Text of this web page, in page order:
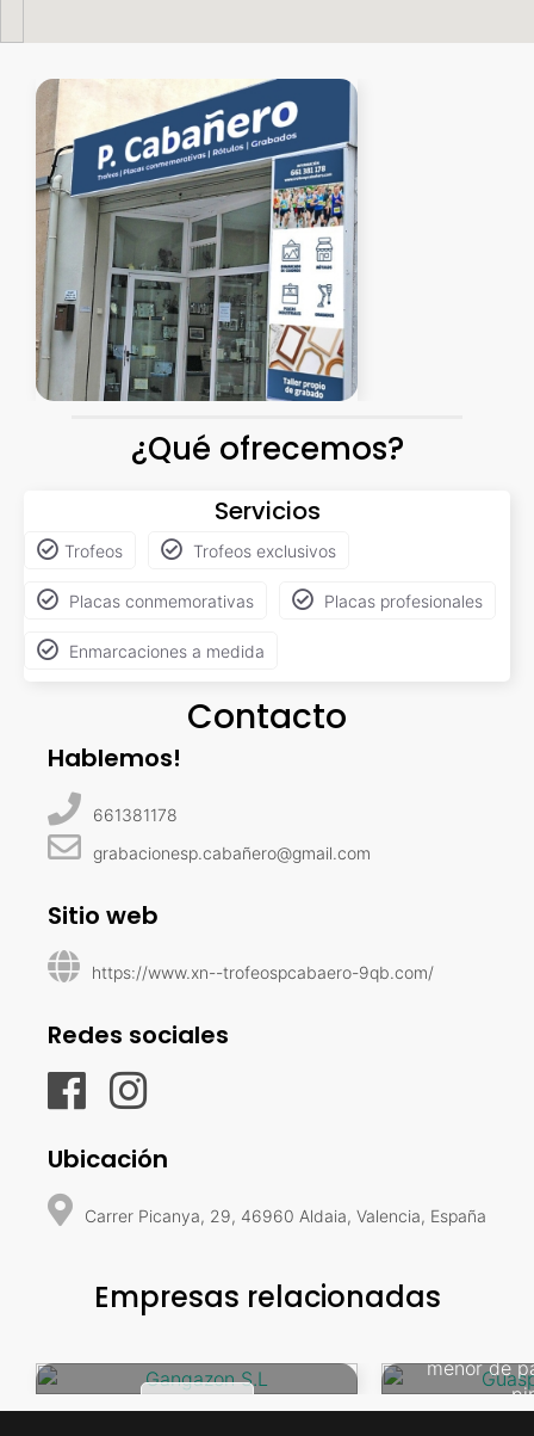
¿Qué ofrecemos?
Servicios
Trofeos Trofeos exclusivos
Placas conmemorativas Placas profesionales
Enmarcaciones a medida
Contacto
Hablemos!
661381178
grabacionesp.cabañero@gmail.com
Sitio web
https://www.xn--trofeospcabaero-9qb.com/
Redes sociales
Ubicación
Carrer Picanya, 29, 46960 Aldaia, Valencia, España
Empresas relacionadas
VER MÁS
menor de